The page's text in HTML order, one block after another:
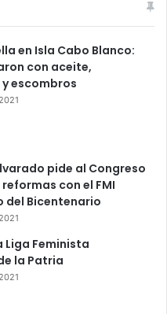
en Isla Cabo Blanco:
con aceite,
escombros
pide al Congreso
con el FMI
del Bicentenario
Liga Feminista
la Patria